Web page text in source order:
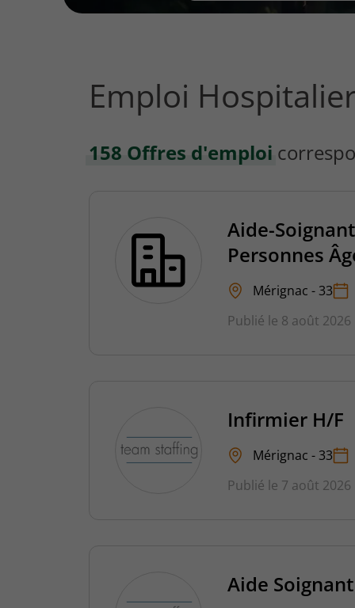
vous
Emploi
158 Offres d'emploi
Aide-
Personnes
Mérignac - 33
Publié le 8 août 2026
Infirmier H/F
Mérignac - 33
Publié le 7 août 2026
Aide